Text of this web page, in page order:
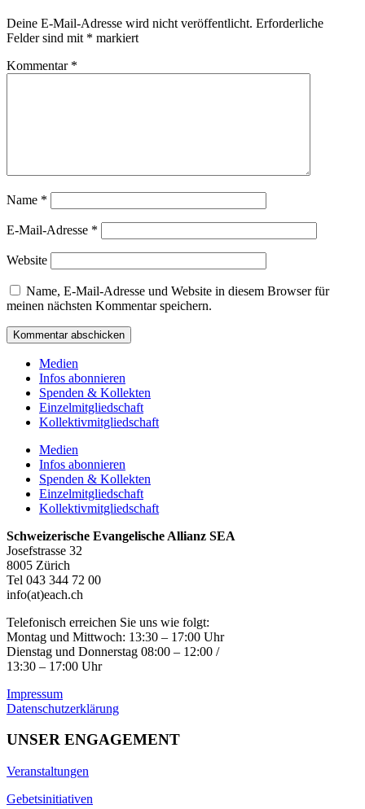
Deine E-Mail-Adresse wird nicht veröffentlicht. Erforderliche
Felder sind mit * markiert
Kommentar *
Name *
E-Mail-Adresse *
Website
Name, E-Mail-Adresse und Website in diesem Browser für
meinen nächsten Kommentar speichern.
Medien
Infos abonnieren
Spenden & Kollekten
Einzelmitgliedschaft
Kollektivmitgliedschaft
Medien
Infos abonnieren
Spenden & Kollekten
Einzelmitgliedschaft
Kollektivmitgliedschaft
Schweizerische Evangelische Allianz SEA
Josefstrasse 32
8005 Zürich
Tel 043 344 72 00
info(at)each.ch
Telefonisch erreichen Sie uns wie folgt:
Montag und Mittwoch: 13:30 – 17:00 Uhr
Dienstag und Donnerstag 08:00 – 12:00 /
13:30 – 17:00 Uhr
Impressum
Datenschutzerklärung
UNSER ENGAGEMENT
Veranstaltungen
Gebetsinitiativen